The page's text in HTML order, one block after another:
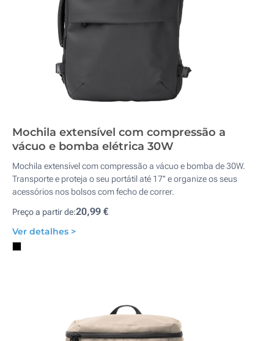
Mochila extensível com compressão a
vácuo e bomba elétrica 30W
Mochila extensível com compressão a vácuo e bomba de 30W.
Transporte e proteja o seu portátil até 17'' e organize os seus
acessórios nos bolsos com fecho de correr.
Preço a partir de:20,99 €
Ver detalhes >